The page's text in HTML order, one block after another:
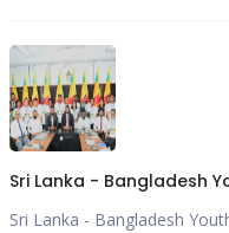
Sri Lanka - Bangladesh
Sri Lanka - Bangladesh